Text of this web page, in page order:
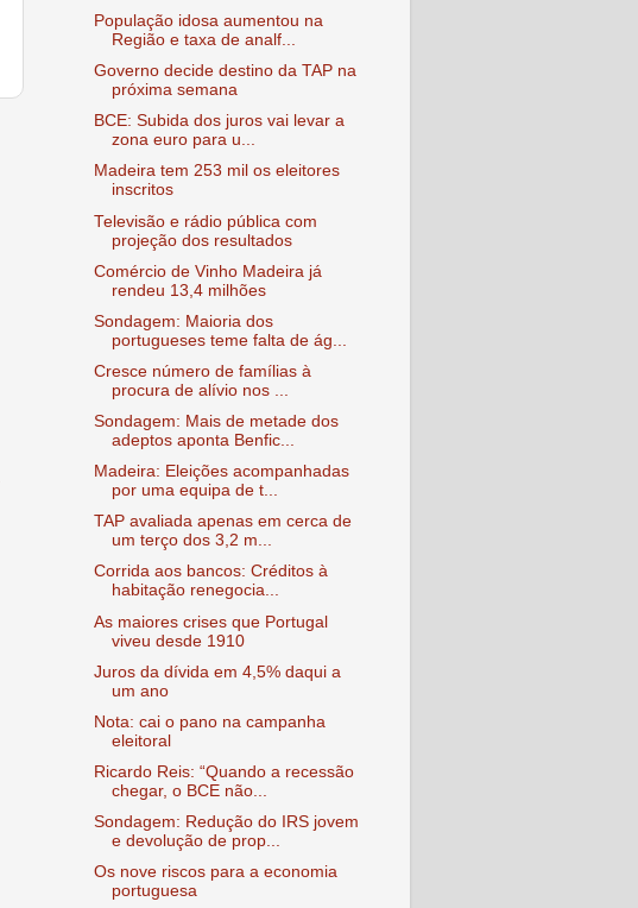
População idosa aumentou na
Região e taxa de analf...
Governo decide destino da TAP na
próxima semana
BCE: Subida dos juros vai levar a
zona euro para u...
Madeira tem 253 mil os eleitores
inscritos
Televisão e rádio pública com
projeção dos resultados
Comércio de Vinho Madeira já
rendeu 13,4 milhões
Sondagem: Maioria dos
portugueses teme falta de ág...
Cresce número de famílias à
procura de alívio nos ...
Sondagem: Mais de metade dos
adeptos aponta Benfic...
Madeira: Eleições acompanhadas
por uma equipa de t...
TAP avaliada apenas em cerca de
um terço dos 3,2 m...
Corrida aos bancos: Créditos à
habitação renegocia...
As maiores crises que Portugal
viveu desde 1910
Juros da dívida em 4,5% daqui a
um ano
Nota: cai o pano na campanha
eleitoral
Ricardo Reis: “Quando a recessão
chegar, o BCE não...
Sondagem: Redução do IRS jovem
e devolução de prop...
Os nove riscos para a economia
portuguesa